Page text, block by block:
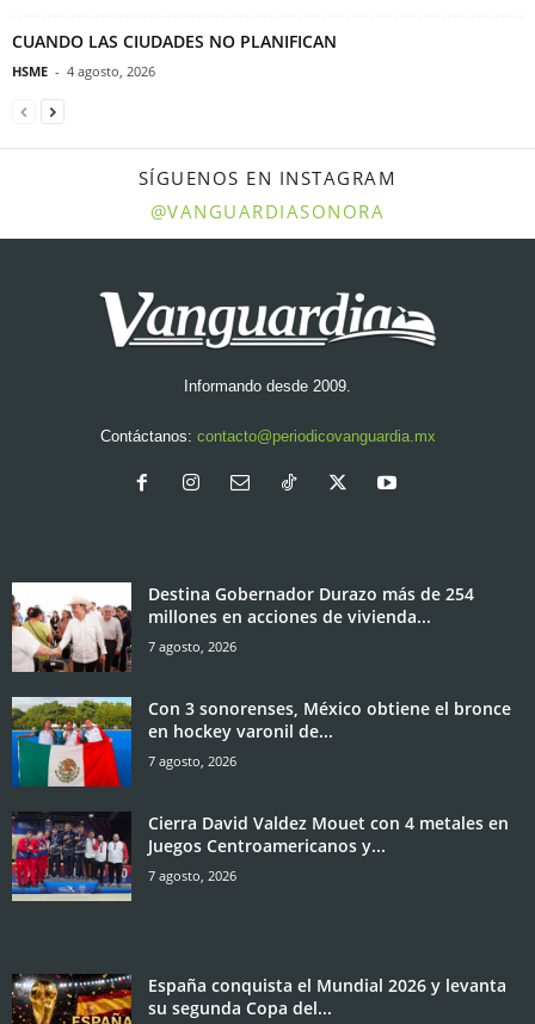
CUANDO LAS CIUDADES NO PLANIFICAN
HSME - 4 agosto, 2026
SÍGUENOS EN INSTAGRAM
@VANGUARDIASONORA
Informando desde 2009.
Contáctanos: contacto@periodicovanguardia.mx
Destina Gobernador Durazo más de 254
millones en acciones de vivienda...
7 agosto, 2026
Con 3 sonorenses, México obtiene el bronce
en hockey varonil de...
7 agosto, 2026
Cierra David Valdez Mouet con 4 metales en
Juegos Centroamericanos y...
7 agosto, 2026
España conquista el Mundial 2026 y levanta
su segunda Copa del...